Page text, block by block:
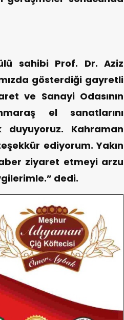
sahibi Prof. Dr. Aziz
gösterdiği gayretli
ve Sanayi Odasının
el sanatlarını
duyuyoruz. Kahraman
ediyorum. Yakın
ziyaret etmeyi arzu
dedi.